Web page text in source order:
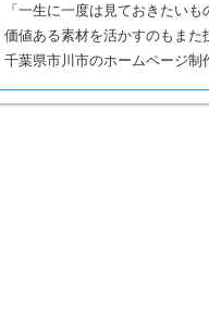
「一生に一度は見ておきたいも
価値ある素材を活かすのもまた
千葉県市川市のホームページ